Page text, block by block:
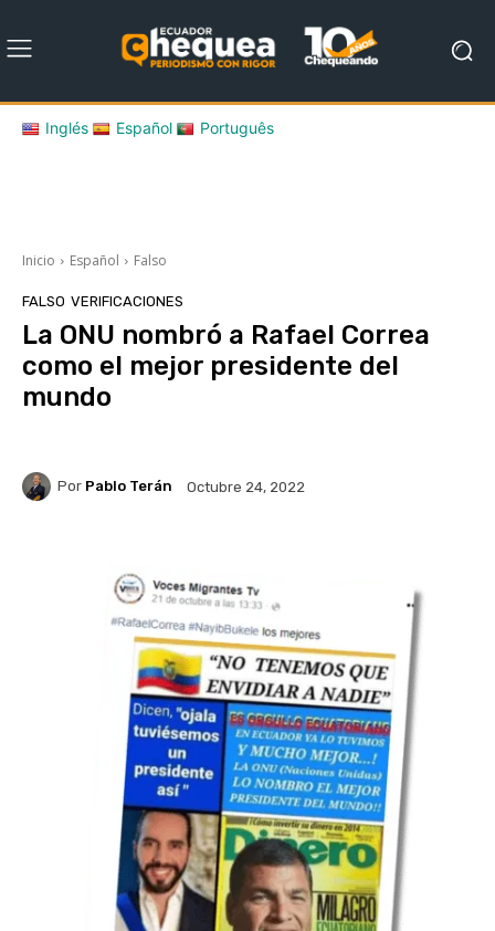
Inglés Español Português
Inicio Español Falso
FALSO VERIFICACIONES
La ONU nombró a Rafael Correa
como el mejor presidente del
mundo
Por Pablo Terán Octubre 24, 2022